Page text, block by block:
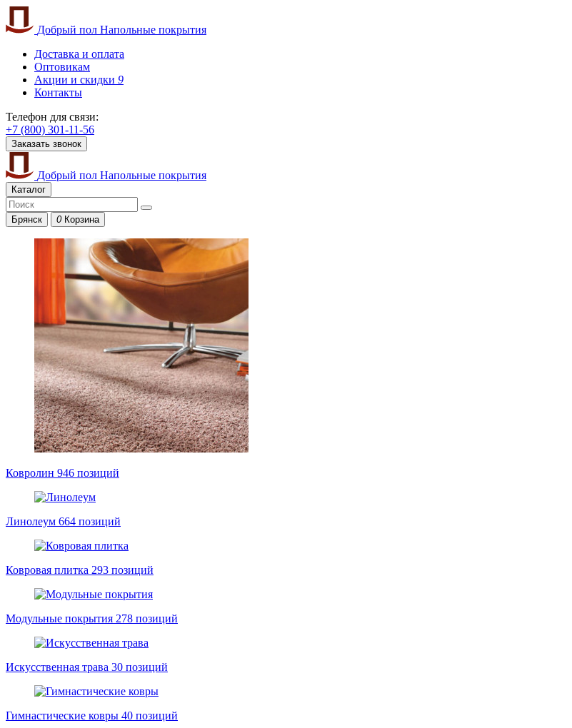
Добрый пол Напольные покрытия
Доставка и оплата
Оптовикам
Акции и скидки 9
Контакты
Телефон для связи:
+7 (800) 301-11-56
Заказать звонок
Добрый пол Напольные покрытия
Каталог
Брянск 0 Корзина
Ковролин 946 позиций
Линолеум 664 позиций
Ковровая плитка 293 позиций
Модульные покрытия 278 позиций
Искусственная трава 30 позиций
Гимнастические ковры 40 позиций